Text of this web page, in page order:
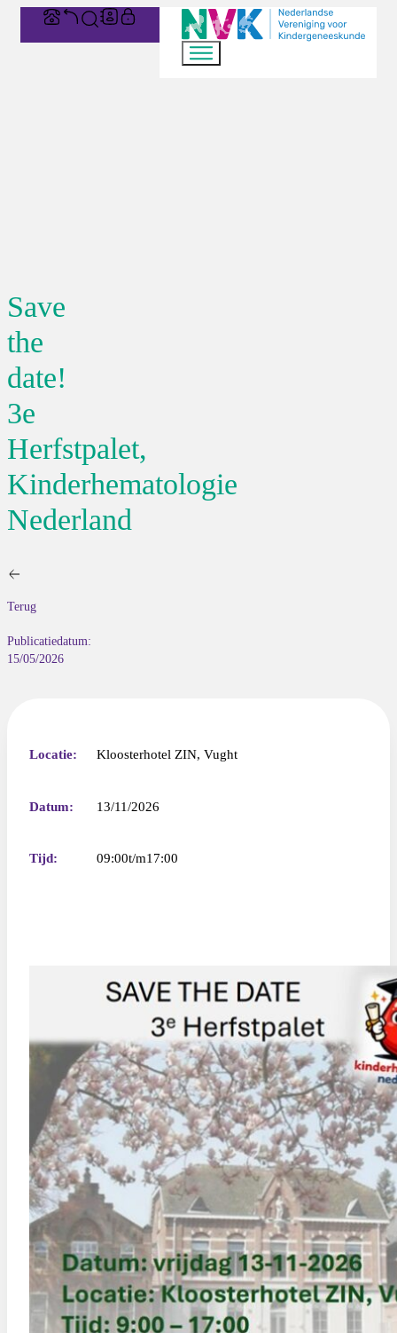
Save
the
date!
3e
Herfstpalet,
Kinderhematologie
Nederland
Terug
Publicatiedatum:
15/05/2026
Locatie: Kloosterhotel ZIN, Vught
Datum: 13/11/2026
Tijd: 09:00 17:00